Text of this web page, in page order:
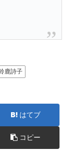
鹿詩子
はてブ
コピー